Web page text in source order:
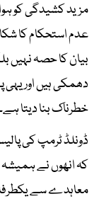
مزید کشیدگی کو
عدم استحکام کا
بیان کا حصہ نہیں
دھمکی ہیں اور
خطرناک بنا دیتا
ڈونلڈ ٹرمپ کی
کہ انھوں نے
معاہدے سے یکطرفہ